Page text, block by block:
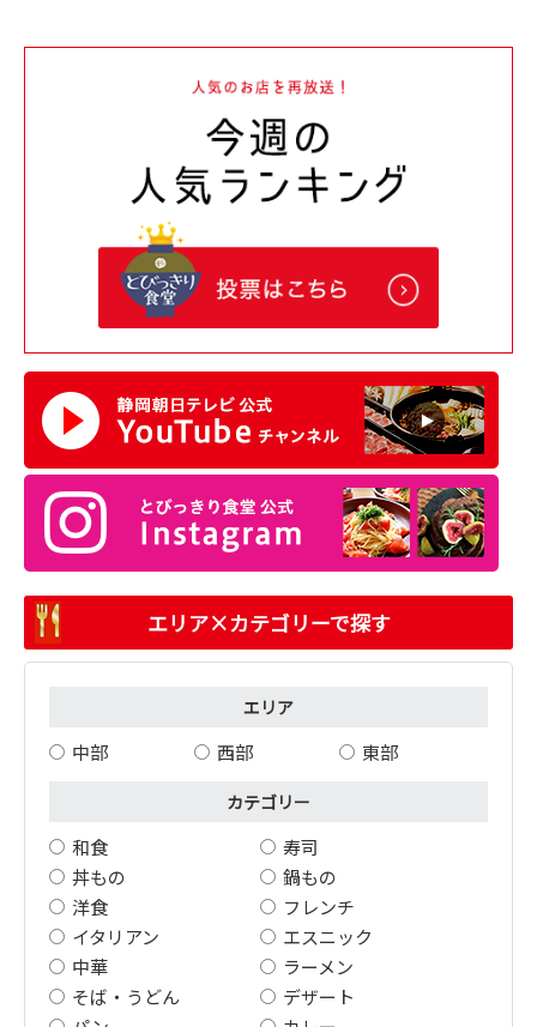
エリア×カテゴリーで探す
エリア
中部 西部 東部
カテゴリー
和食
寿司
丼もの
鍋もの
洋食
フレンチ
イタリアン
エスニック
中華
ラーメン
そば・うどん
デザート